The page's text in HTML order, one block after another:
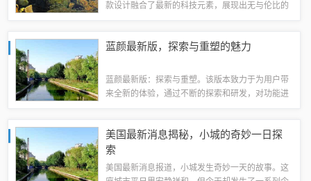
款设计融合了最新的科技元素，展现出无与伦比的
验。无论是设计细节还是功能性能，都彰显了其...
蓝颜最新版，探索与重塑的魅力
蓝颜最新版：探索与重塑。该版本致力于为用户带
来全新的体验，通过不断的探索和研发，对功能进
户创造一个更加舒适、便捷、高效的使用环境...
美国最新消息揭秘，小城的奇妙一日探
索
美国最新消息报道，小城发生奇妙一天的故事。这